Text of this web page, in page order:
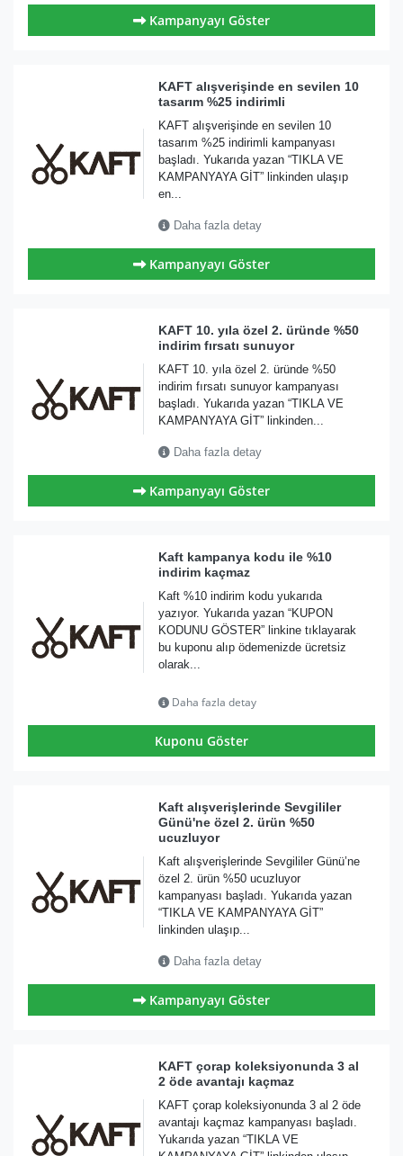
Kampanyayı Göster
KAFT alışverişinde en sevilen 10
tasarım %25 indirimli
KAFT alışverişinde en sevilen 10
tasarım %25 indirimli kampanyası
başladı. Yukarıda yazan “TIKLA VE
KAMPANYAYA GİT” linkinden ulaşıp
en...
Daha fazla detay
Kampanyayı Göster
KAFT 10. yıla özel 2. üründe %50
indirim fırsatı sunuyor
KAFT 10. yıla özel 2. üründe %50
indirim fırsatı sunuyor kampanyası
başladı. Yukarıda yazan “TIKLA VE
KAMPANYAYA GİT” linkinden...
Daha fazla detay
Kampanyayı Göster
Kaft kampanya kodu ile %10
indirim kaçmaz
Kaft %10 indirim kodu yukarıda
yazıyor. Yukarıda yazan “KUPON
KODUNU GÖSTER” linkine tıklayarak
bu kuponu alıp ödemenizde ücretsiz
olarak...
Daha fazla detay
Kuponu Göster
Kaft alışverişlerinde Sevgililer
Günü'ne özel 2. ürün %50
ucuzluyor
Kaft alışverişlerinde Sevgililer Günü’ne
özel 2. ürün %50 ucuzluyor
kampanyası başladı. Yukarıda yazan
“TIKLA VE KAMPANYAYA GİT”
linkinden ulaşıp...
Daha fazla detay
Kampanyayı Göster
KAFT çorap koleksiyonunda 3 al
2 öde avantajı kaçmaz
KAFT çorap koleksiyonunda 3 al 2 öde
avantajı kaçmaz kampanyası başladı.
Yukarıda yazan “TIKLA VE